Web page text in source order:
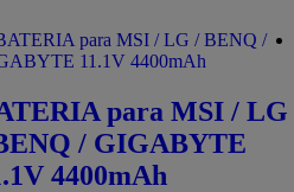
para MSI / LG
/ GIGABYTE
4400mAh